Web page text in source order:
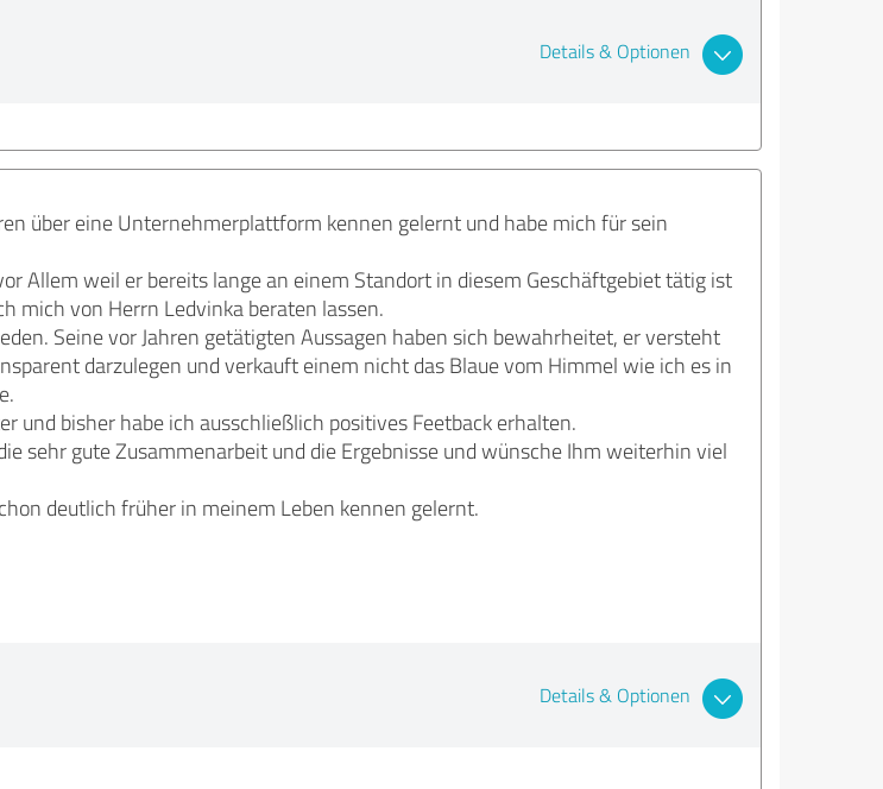
Details & Optionen
über eine Unternehmerplattform kennen gelernt und habe mich für sein
Allem weil er bereits lange an einem Standort in diesem Geschäftgebiet tätig ist
mich von Herrn Ledvinka beraten lassen.
Seine vor Jahren getätigten Aussagen haben sich bewahrheitet, er versteht
darzulegen und verkauft einem nicht das Blaue vom Himmel wie ich es in
und bisher habe ich ausschließlich positives Feetback erhalten.
sehr gute Zusammenarbeit und die Ergebnisse und wünsche Ihm weiterhin viel
deutlich früher in meinem Leben kennen gelernt.
Details & Optionen